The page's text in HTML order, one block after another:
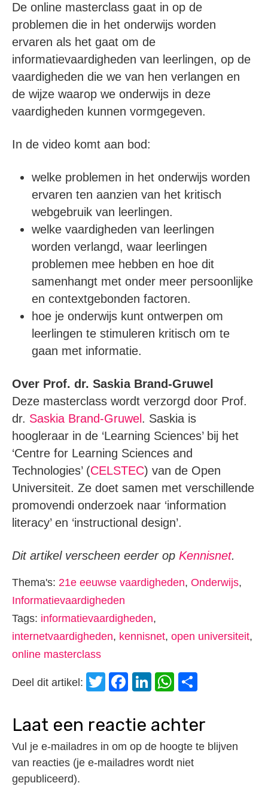
De online masterclass gaat in op de
problemen die in het onderwijs worden
ervaren als het gaat om de
informatievaardigheden van leerlingen, op de
vaardigheden die we van hen verlangen en
de wijze waarop we onderwijs in deze
vaardigheden kunnen vormgegeven.
In de video komt aan bod:
welke problemen in het onderwijs worden
ervaren ten aanzien van het kritisch
webgebruik van leerlingen.
welke vaardigheden van leerlingen
worden verlangd, waar leerlingen
problemen mee hebben en hoe dit
samenhangt met onder meer persoonlijke
en contextgebonden factoren.
hoe je onderwijs kunt ontwerpen om
leerlingen te stimuleren kritisch om te
gaan met informatie.
Over Prof. dr. Saskia Brand-Gruwel
Deze masterclass wordt verzorgd door Prof.
dr. Saskia Brand-Gruwel . Saskia is
hoogleraar in de ‘Learning Sciences’ bij het
‘Centre for Learning Sciences and
Technologies’ (CELSTEC) van de Open
Universiteit. Ze doet samen met verschillende
promovendi onderzoek naar ‘information
literacy’ en ‘instructional design’.
Dit artikel verscheen eerder op Kennisnet.
Thema's: 21e eeuwse vaardigheden, Onderwijs,
Informatievaardigheden
Tags: informatievaardigheden,
internetvaardigheden, kennisnet, open universiteit,
online masterclass
Deel dit artikel: Twitter
Facebook
LinkedIn
WhatsApp
laat een reactie achter
Vul je e-mailadres in om op de hoogte te blijven
van reacties (je e-mailadres wordt niet
gepubliceerd).